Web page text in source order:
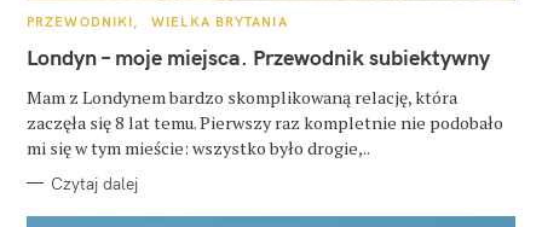
K
T
E
O
R
I
PRZEWODNIKI WIELKA BRYTANIA
Londyn – moje miejsca. Przewodnik subiektywny
Mam z Londynem bardzo skomplikowaną relację, która
zaczęła się 8 lat temu. Pierwszy raz kompletnie nie podobało
mi się w tym mieście: wszystko było drogie,..
Czytaj dalej